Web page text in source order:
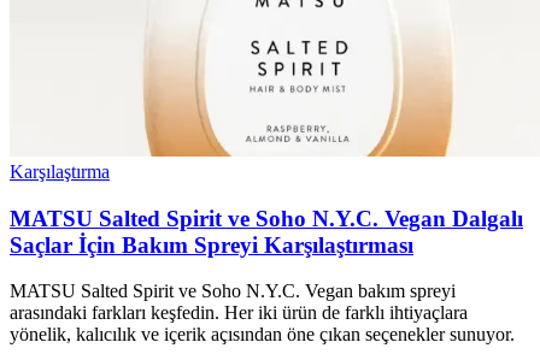
Karşılaştırma
MATSU Salted Spirit ve Soho N.Y.C. Vegan Dalgalı
Saçlar İçin Bakım Spreyi Karşılaştırması
MATSU Salted Spirit ve Soho N.Y.C. Vegan bakım spreyi
arasındaki farkları keşfedin. Her iki ürün de farklı ihtiyaçlara
yönelik, kalıcılık ve içerik açısından öne çıkan seçenekler sunuyor.